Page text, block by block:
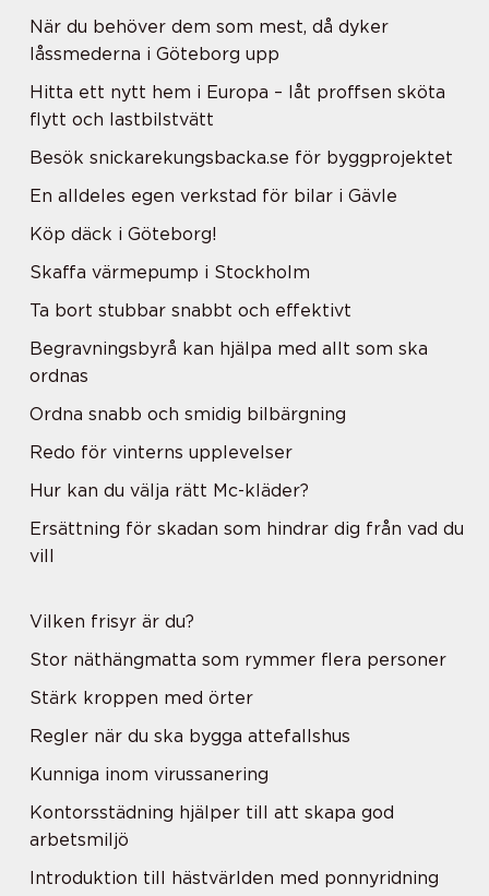
När du behöver dem som mest, då dyker
låssmederna i Göteborg upp
Hitta ett nytt hem i Europa – låt proffsen sköta
flytt och lastbilstvätt
Besök snickarekungsbacka.se för byggprojektet
En alldeles egen verkstad för bilar i Gävle
Köp däck i Göteborg!
Skaffa värmepump i Stockholm
Ta bort stubbar snabbt och effektivt
Begravningsbyrå kan hjälpa med allt som ska
ordnas
Ordna snabb och smidig bilbärgning
Redo för vinterns upplevelser
Hur kan du välja rätt Mc-kläder?
Ersättning för skadan som hindrar dig från vad du
vill
Vilken frisyr är du?
Stor näthängmatta som rymmer flera personer
Stärk kroppen med örter
Regler när du ska bygga attefallshus
Kunniga inom virussanering
Kontorsstädning hjälper till att skapa god
arbetsmiljö
Introduktion till hästvärlden med ponnyridning